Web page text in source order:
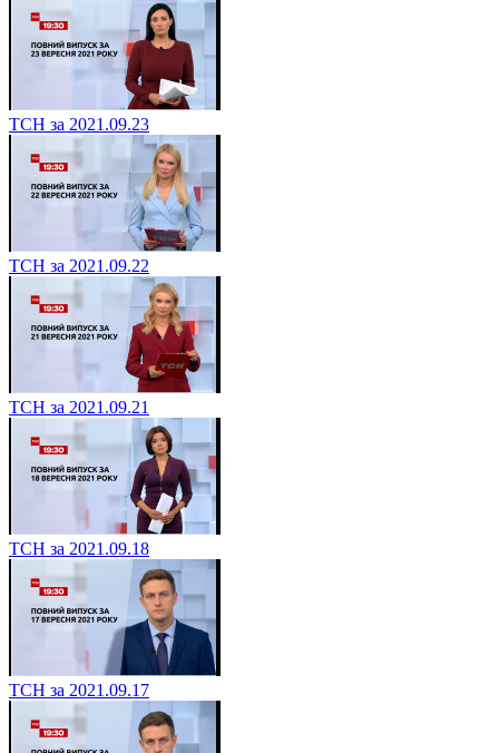
ТСН за 2021.09.23
ТСН за 2021.09.22
ТСН за 2021.09.21
ТСН за 2021.09.18
ТСН за 2021.09.17